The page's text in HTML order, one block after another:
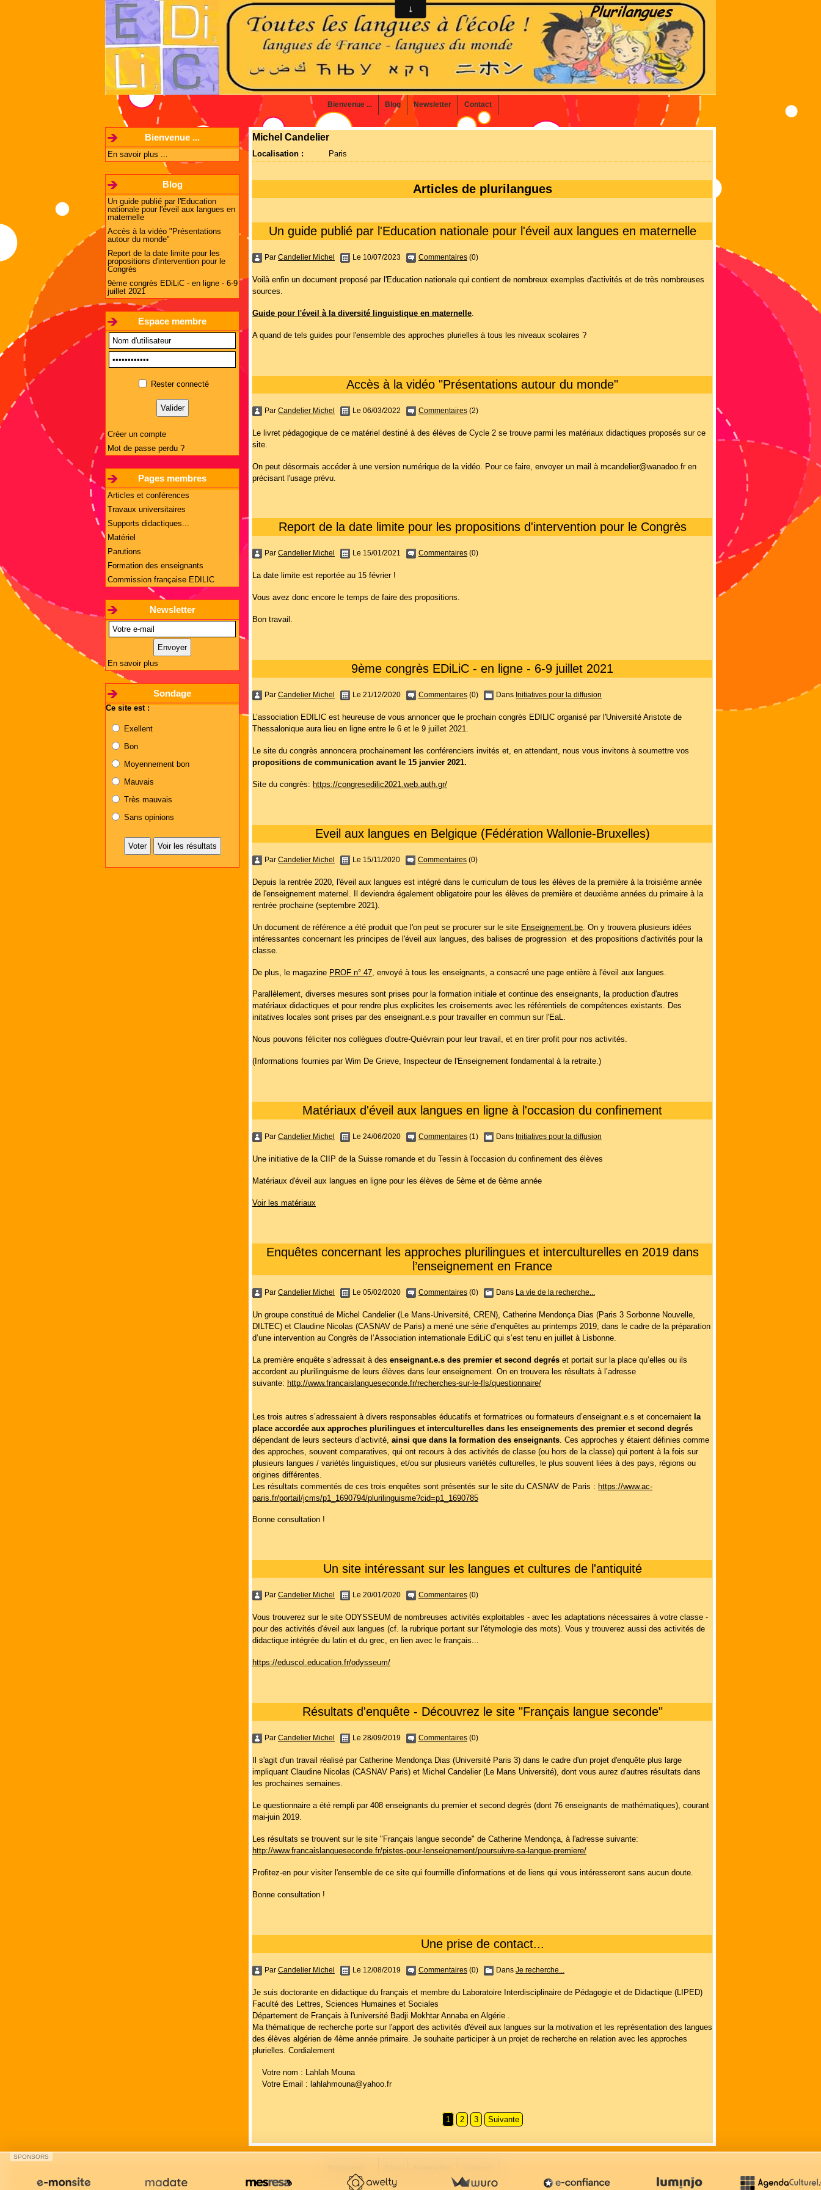
Bienvenue ... Blog Newsletter Contact
Bienvenue ...
En savoir plus ...
Blog
Un guide publié par l'Education
nationale pour l'éveil aux langues en
maternelle
Accès à la vidéo "Présentations
autour du monde"
Report de la date limite pour les
propositions d'intervention pour le
Congrès
9ème congrès EDiLiC - en ligne - 6-9
juillet 2021
Espace membre
Rester connecté
Créer un compte
Mot de passe perdu ?
Pages membres
Articles et conférences
Travaux universitaires
Supports didactiques...
Matériel
Parutions
Formation des enseignants
Commission française EDILIC
Newsletter
En savoir plus
Sondage
Ce site est :
Exellent
Bon
Moyennement bon
Mauvais
Très mauvais
Sans opinions
Michel Candelier
Localisation : Paris
Articles de plurilangues
Un guide publié par l'Education nationale pour l'éveil aux langues en maternelle
Par Candelier Michel Le 10/07/2023 Commentaires (0)
Voilà enfin un document proposé par l'Education nationale qui contient de nombreux exemples d'activités et de très nombreuses
sources.
Guide pour l'éveil à la diversité linguistique en maternelle
A quand de tels guides pour l'ensemble des approches plurielles à tous les niveaux scolaires ?
Accès à la vidéo "Présentations autour du monde"
Par Candelier Michel Le 06/03/2022 Commentaires (2)
Le livret pédagogique de ce matériel destiné à des élèves de Cycle 2 se trouve parmi les matériaux didactiques proposés sur ce
site.
On peut désormais accéder à une version numérique de la vidéo. Pour ce faire, envoyer un mail à mcandelier@wanadoo.fr en
précisant l'usage prévu.
Report de la date limite pour les propositions d'intervention pour le Congrès
Par Candelier Michel Le 15/01/2021 Commentaires (0)
La date limite est reportée au 15 février !
Vous avez donc encore le temps de faire des propositions.
Bon travail.
9ème congrès EDiLiC - en ligne - 6-9 juillet 2021
Par Candelier Michel Le 21/12/2020 Commentaires (0) Dans Initiatives pour la diffusion
L’association EDILIC est heureuse de vous annoncer que le prochain congrès EDILIC organisé par l'Université Aristote de
Thessalonique aura lieu en ligne entre le 6 et le 9 juillet 2021.
Le site du congrès annoncera prochainement les conférenciers invités et, en attendant, nous vous invitons à soumettre vos
propositions de communication avant le 15 janvier 2021.
Site du congrès: https://congresedilic2021.web.auth.gr/
Eveil aux langues en Belgique (Fédération Wallonie-Bruxelles)
Par Candelier Michel Le 15/11/2020 Commentaires (0)
Depuis la rentrée 2020, l'éveil aux langues est intégré dans le curriculum de tous les élèves de la première à la troisième année
de l'enseignement maternel. Il deviendra également obligatoire pour les élèves de première et deuxième années du primaire à la
rentrée prochaine (septembre 2021).
Un document de référence a été produit que l'on peut se procurer sur le site Enseignement.be . On y trouvera plusieurs idées
intéressantes concernant les principes de l'éveil aux langues, des balises de progression et des propositions d'activités pour la
classe.
De plus, le magazine PROF n° 47 , envoyé à tous les enseignants, a consacré une page entière à l'éveil aux langues.
Parallèlement, diverses mesures sont prises pour la formation initiale et continue des enseignants, la production d'autres
matériaux didactiques et pour rendre plus explicites les croisements avec les référentiels de compétences existants. Des
initatives locales sont prises par des enseignant.e.s pour travailler en commun sur l'EaL.
Nous pouvons féliciter nos collègues d'outre-Quiévrain pour leur travail, et en tirer profit pour nos activités.
(Informations fournies par Wim De Grieve, Inspecteur de l'Enseignement fondamental à la retraite.)
Matériaux d'éveil aux langues en ligne à l'occasion du confinement
Par Candelier Michel Le 24/06/2020 Commentaires (1) Dans Initiatives pour la diffusion
Une initiative de la CIIP de la Suisse romande et du Tessin à l'occasion du confinement des élèves
Matériaux d'éveil aux langues en ligne pour les élèves de 5ème et de 6ème année
Voir les matériaux
Enquêtes concernant les approches plurilingues et interculturelles en 2019 dans
l’enseignement en France
Par Candelier Michel Le 05/02/2020 Commentaires (0) Dans La vie de la recherche...
Un groupe constitué de Michel Candelier (Le Mans-Université, CREN), Catherine Mendonça Dias (Paris 3 Sorbonne Nouvelle,
DILTEC) et Claudine Nicolas (CASNAV de Paris) a mené une série d’enquêtes au printemps 2019, dans le cadre de la préparation
d’une intervention au Congrès de l’Association internationale EdiLiC qui s’est tenu en juillet à Lisbonne.
La première enquête s’adressait à des enseignant.e.s des premier et second degrés et portait sur la place qu’elles ou ils
accordent au plurilinguisme de leurs élèves dans leur enseignement. On en trouvera les résultats à l’adresse
suivante: http://www.francaislangueseconde.fr/recherches-sur-le-fls/questionnaire/
Les trois autres s’adressaient à divers responsables éducatifs et formatrices ou formateurs d’enseignant.e.s et concernaient la
place accordée aux approches plurilingues et interculturelles dans les enseignements des premier et second degrés
dépendant de leurs secteurs d’activité, ainsi que dans la formation des enseignants . Ces approches y étaient définies comme
des approches, souvent comparatives, qui ont recours à des activités de classe (ou hors de la classe) qui portent à la fois sur
plusieurs langues / variétés linguistiques, et/ou sur plusieurs variétés culturelles, le plus souvent liées à des pays, régions ou
origines différentes.
Les résultats commentés de ces trois enquêtes sont présentés sur le site du CASNAV de Paris : https://www.ac-
paris.fr/portail/jcms/p1_1690794/plurilinguisme?cid=p1_1690785
Bonne consultation !
Un site intéressant sur les langues et cultures de l'antiquité
Par Candelier Michel Le 20/01/2020 Commentaires (0)
Vous trouverez sur le site ODYSSEUM de nombreuses activités exploitables - avec les adaptations nécessaires à votre classe -
pour des activités d'éveil aux langues (cf. la rubrique portant sur l'étymologie des mots). Vous y trouverez aussi des activités de
didactique intégrée du latin et du grec, en lien avec le français...
https://eduscol.education.fr/odysseum/
Résultats d'enquête - Découvrez le site "Français langue seconde"
Par Candelier Michel Le 28/09/2019 Commentaires (0)
Il s'agit d'un travail réalisé par Catherine Mendonça Dias (Université Paris 3) dans le cadre d'un projet d'enquête plus large
impliquant Claudine Nicolas (CASNAV Paris) et Michel Candelier (Le Mans Université), dont vous aurez d'autres résultats dans
les prochaines semaines.
Le questionnaire a été rempli par 408 enseignants du premier et second degrés (dont 76 enseignants de mathématiques), courant
mai-juin 2019.
Les résultats se trouvent sur le site "Français langue seconde" de Catherine Mendonça, à l'adresse suivante:
http://www.francaislangueseconde.fr/pistes-pour-lenseignement/poursuivre-sa-langue-premiere/
Profitez-en pour visiter l'ensemble de ce site qui fourmille d'informations et de liens qui vous intéresseront sans aucun doute.
Bonne consultation !
Une prise de contact...
Par Candelier Michel Le 12/08/2019 Commentaires (0) Dans Je recherche...
Je suis doctorante en didactique du français et membre du Laboratoire Interdisciplinaire de Pédagogie et de Didactique (LIPED)
Faculté des Lettres, Sciences Humaines et Sociales
Département de Français à l'université Badji Mokhtar Annaba en Algérie .
Ma thématique de recherche porte sur l'apport des activités d'éveil aux langues sur la motivation et les représentation des langues
des élèves algérien de 4ème année primaire. Je souhaite participer à un projet de recherche en relation avec les approches
plurielles. Cordialement
Votre nom : Lahlah Mouna
Votre Email : lahlahmouna@yahoo.fr
1 2 3 Suivante
SPONSORS